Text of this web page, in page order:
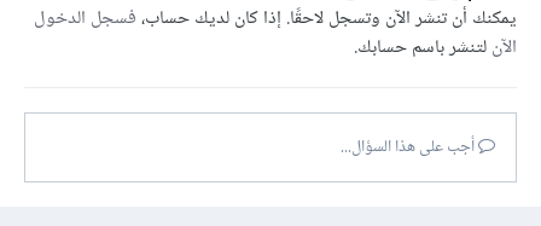
يمكنك أن تنشر الآن وتسجل لاحقًا. إذا كان لديك حساب،فسجل الدخول
الآنلتنشر باسم حسابك.
أجب على هذا السؤال...